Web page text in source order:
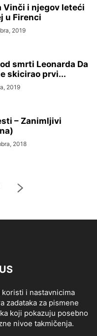
Vinči i njegov leteći
u Firenci
2019
smrti Leonarda Da
skicirao prvi...
2019
– Zanimljivi
2018
i nastavnicima
zadataka za pismene
koji pokazuju posebno
nivoe takmičenja.